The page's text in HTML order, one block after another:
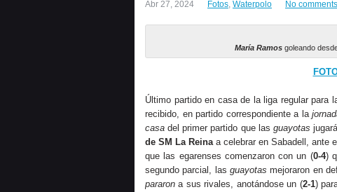
Abr 27, 2024 Fotos, Waterpolo No comments
María Ramos goleando
Último partido en casa de la liga regular para
recibido, en partido correspondiente a la
casa del primer partido que las guayotas
de SM La Reinaa celebrar en Sabadell, ante
que las egarenses comenzaron con un (0-4)
segundo parcial, las guayotas mejoraron en
pararon a sus rivales, anotándose un (2-1)